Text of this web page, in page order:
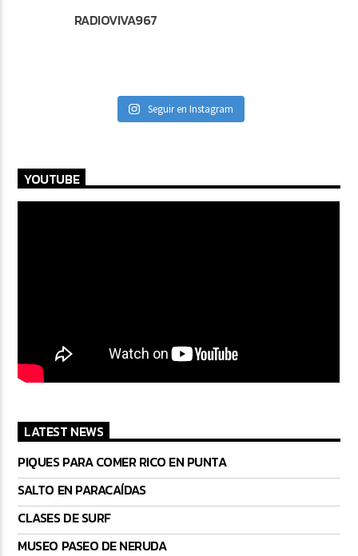
RADIOVIVA967
Seguir en Instagram
YOUTUBE
LATEST NEWS
PIQUES PARA COMER RICO EN PUNTA
SALTO EN PARACAÍDAS
CLASES DE SURF
MUSEO PASEO DE NERUDA